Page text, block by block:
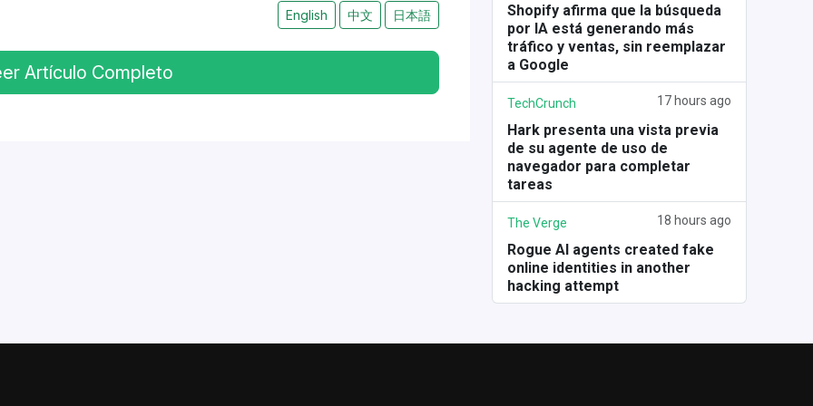
English 中文 日本語
Artículo Completo
Shopify afirma que la búsqueda
por IA está generando más
tráfico y ventas, sin reemplazar
a Google
TechCrunch 17 hours ago
Hark presenta una vista previa
de su agente de uso de
navegador para completar
tareas
The Verge 18 hours ago
Rogue AI agents created fake
online identities in another
hacking attempt